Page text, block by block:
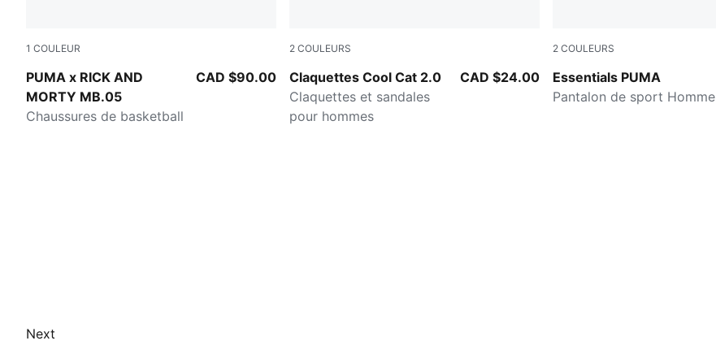
1 COULEUR
PUMA x RICK AND
MORTY MB.05
Rickie Orange-Electric Peppermint
Chaussures de basketball
CAD $90.00
2 COULEURS
Claquettes Cool Cat 2.0
PUMA Black-PUMA Black
Claquettes et sandales
pour hommes
CAD $24.00
2 COULEURS
Essentials PUMA
Medium Gray Heather
Pantalon de sport Homme
Next